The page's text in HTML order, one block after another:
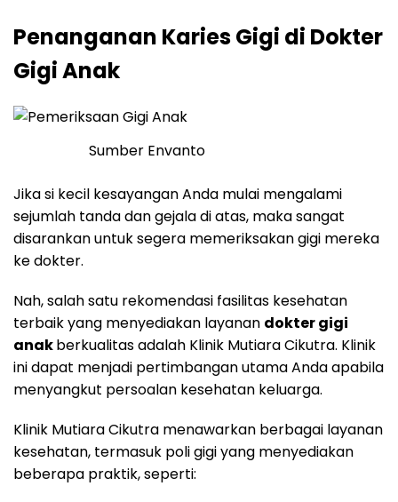
Penanganan Karies Gigi di Dokter
Gigi Anak
Sumber Envanto
Jika si kecil kesayangan Anda mulai mengalami
sejumlah tanda dan gejala di atas, maka sangat
disarankan untuk segera memeriksakan gigi mereka
ke dokter.
Nah, salah satu rekomendasi fasilitas kesehatan
terbaik yang menyediakan layanan dokter gigi
anakberkualitas adalah Klinik Mutiara Cikutra. Klinik
ini dapat menjadi pertimbangan utama Anda apabila
menyangkut persoalan kesehatan keluarga.
Klinik Mutiara Cikutra menawarkan berbagai layanan
kesehatan, termasuk poli gigi yang menyediakan
beberapa praktik, seperti: